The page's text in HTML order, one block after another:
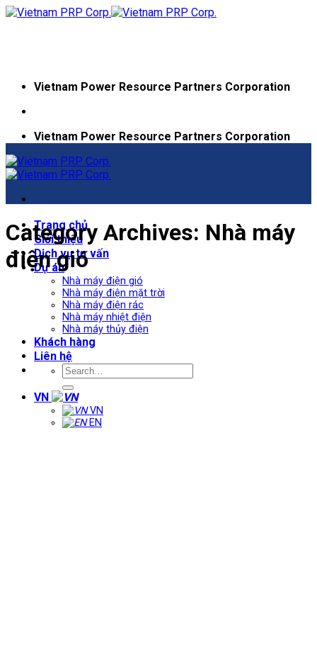
Skip
Vietnam Power Resource Partners Corporation
Vietnam Power Resource Partners Corporation
Trang chủ
Giới thiệu
Dịch vụ tư vấn
Dự án
Nhà máy điện gió
Nhà máy điện mặt trời
Nhà máy điện rác
Nhà máy nhiệt điện
Nhà máy thủy điện
Khách hàng
Liên hệ
VN
VN
EN
Category Archives: Nhà máy
điện gió